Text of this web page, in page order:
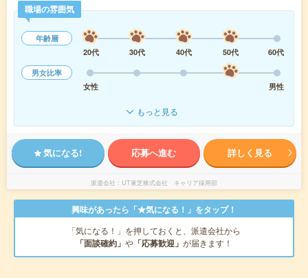
職場の雰囲気
年齢層
20代
30代 40代 50代
60代
男女比率
女性
男性
もっと見る
気になる! 応募へ進む 詳しく見る
派遣会社 UT東芝株式会社 キャリア採用部
興味があったら「★気になる！」をタップ！
「気になる！」を押しておくと、派遣会社から
「面談確約」 や 「応募歓迎」 が届きます！